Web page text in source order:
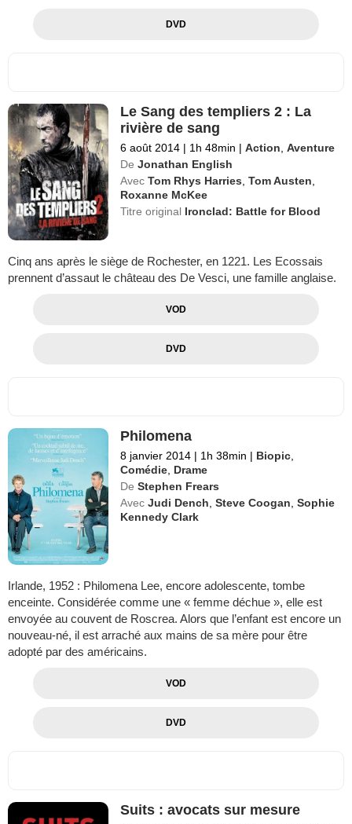
DVD
Le Sang des templiers 2 : La
rivière de sang
6 août 2014 | 1h 48min | Action ,Aventure
De Jonathan English
Avec Tom Rhys Harries ,Tom Austen
Roxanne McKee
Titre original Ironclad: Battle for Blood
Cinq ans après le siège de Rochester, en 1221. Les Ecossais
prennent d’assaut le château des De Vesci, une famille anglaise.
VOD
DVD
Philomena
8 janvier 2014 | 1h 38min | Biopic
Comédie Drame
De Stephen Frears
Avec Judi Dench ,Steve Coogan ,Sophie
Kennedy Clark
Irlande, 1952 : Philomena Lee, encore adolescente, tombe
enceinte. Considérée comme une « femme déchue », elle est
envoyée au couvent de Roscrea. Alors que l’enfant est encore un
nouveau-né, il est arraché aux mains de sa mère pour être
adopté par des américains.
VOD
DVD
Suits : avocats sur mesure